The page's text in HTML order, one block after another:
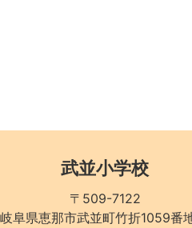
武並小学校
〒509-7122
岐阜県恵那市武並町竹折1059番